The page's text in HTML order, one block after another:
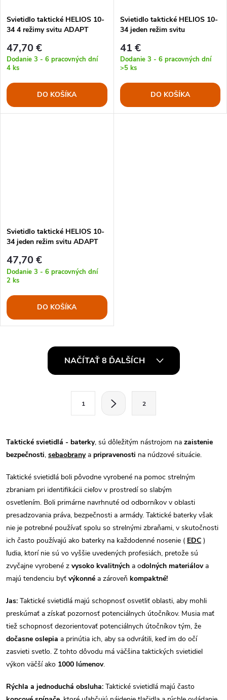
Svietidlo taktické HELIOS 10-
34 4 režimy svitu ADAPT
47,70 €
Dodanie 3 - 6 pracovných dní
4 ks
DO KOŠÍKA
Svietidlo taktické HELIOS 10-
34 jeden režim svitu
41 €
Dodanie 3 - 6 pracovných dní
>5 ks
DO KOŠÍKA
Svietidlo taktické HELIOS 10-
34 jeden režim svitu ADAPT
47,70 €
Dodanie 3 - 6 pracovných dní
2 ks
DO KOŠÍKA
d
a
c
i
e
p
r
v
k
y
v
ý
p
NAČÍTAŤ 8 ĎALŠÍCH
á
n
o
v
a
n
i
e
1 2
Taktické svietidlá - baterky, sú dôležitým nástrojom na zaistenie
bezpečnosti, sebaobranya pripravenosti na núdzové situácie.
Taktické svietidlá boli pôvodne vyrobené na pomoc strelným
zbraniam pri identifikácii cieľov v prostredí so slabým
osvetlením. Boli primárne navrhnuté od odborníkov v oblasti
presadzovania práva, bezpečnosti a armády. Taktické baterky však
nie je potrebné používať spolu so strelnými zbraňami, v skutočnosti
ich často používajú ako baterky na každodenné nosenie ( EDC )
ľudia, ktorí nie sú vo vyššie uvedených profesiách, pretože sú
zvyčajne vyrobené z vysoko kvalitných a odolných materiálova
majú tendenciu byť výkonné a zároveň kompaktné!
Jas: Taktické svietidlá majú schopnosť osvetliť oblasti, aby mohli
preskúmať a získať pozornosť potenciálnych útočníkov. Musia mať
tiež schopnosť dezorientovať potenciálnych útočníkov tým, že
dočasne oslepia a prinútia ich, aby sa odvrátili, keď im do očí
zasvieti svetlo. Z tohto dôvodu má väčšina taktických svietidiel
výkon väčší ako 1000 lúmenov.
Rýchla a jednoduchá obsluha: Taktické svietidlá majú často